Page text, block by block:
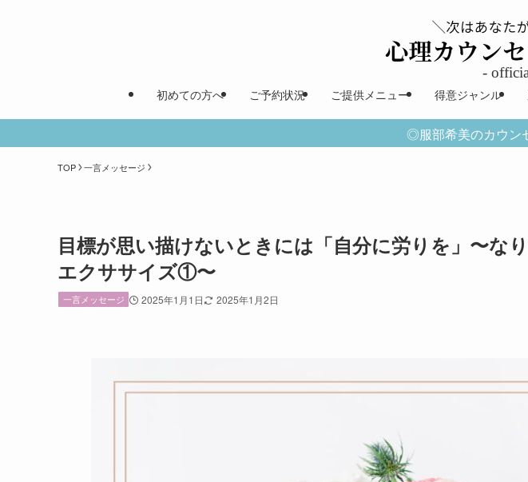
初めての方へ ご予約状況 ご提供メニュー 得意ジャンル
◎服部希美のカウン
TOP 一言メッセージ
目標が思い描けないときには「自分に労りを」〜な
エクササイズ①〜
一言メッセージ 2025年1月1日 2025年1月2日